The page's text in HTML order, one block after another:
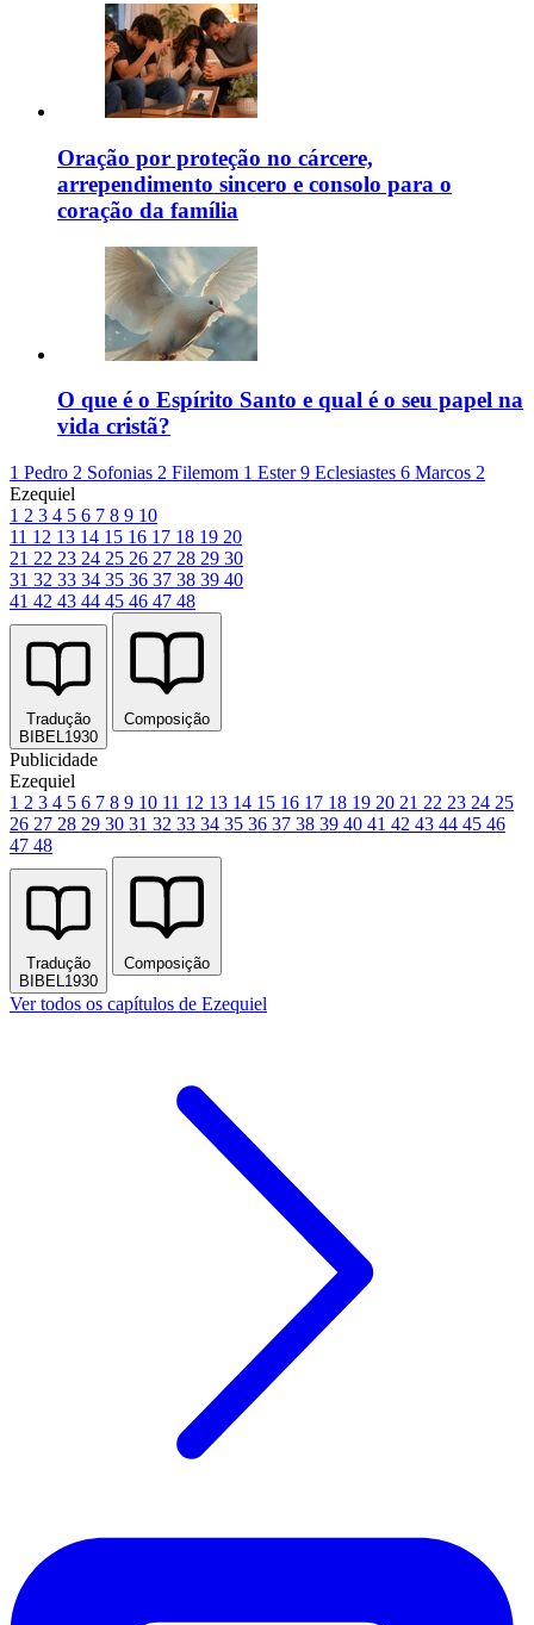
Oração por proteção no cárcere,
arrependimento sincero e consolo para o
coração da família
O que é o Espírito Santo e qual é o seu papel na
vida cristã?
1 Pedro 2 Sofonias 2 Filemom 1 Ester 9 Eclesiastes 6 Marcos 2
Ezequiel
1 2 3 4 5 6 7 8 9 10
11 12 13 14 15 16 17 18 19 20
21 22 23 24 25 26 27 28 29 30
31 32 33 34 35 36 37 38 39 40
41 42 43 44 45 46 47 48
Tradução
BIBEL1930
Composição
Publicidade
Ezequiel
1 2 3 4 5 6 7 8 9 10 11 12 13 14 15 16 17 18 19 20 21 22 23 24 25
26 27 28 29 30 31 32 33 34 35 36 37 38 39 40 41 42 43 44 45 46
47 48
Tradução
BIBEL1930
Composição
Ver todos os capítulos de Ezequiel